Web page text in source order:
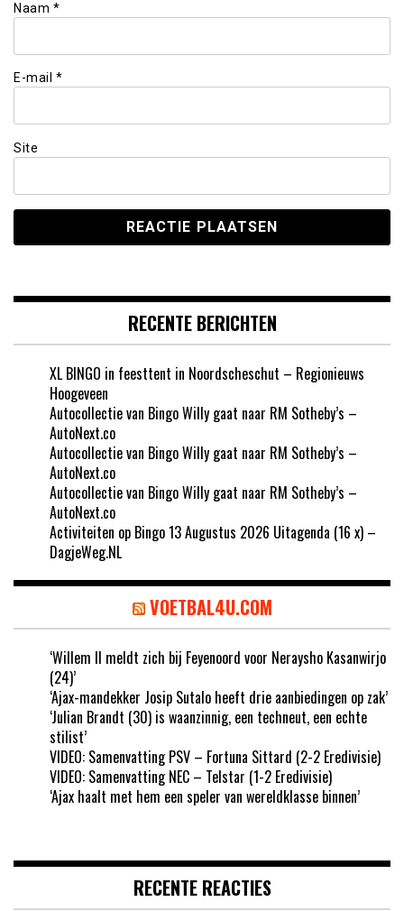
Naam *
E-mail *
Site
RECENTE BERICHTEN
XL BINGO in feesttent in Noordscheschut – Regionieuws
Hoogeveen
Autocollectie van Bingo Willy gaat naar RM Sotheby’s –
AutoNext.co
Autocollectie van Bingo Willy gaat naar RM Sotheby’s –
AutoNext.co
Autocollectie van Bingo Willy gaat naar RM Sotheby’s –
AutoNext.co
Activiteiten op Bingo 13 Augustus 2026 Uitagenda (16 x) –
DagjeWeg.NL
VOETBAL4U.COM
‘Willem II meldt zich bij Feyenoord voor Neraysho Kasanwirjo
(24)’
‘Ajax-mandekker Josip Sutalo heeft drie aanbiedingen op zak’
‘Julian Brandt (30) is waanzinnig, een techneut, een echte
stilist’
VIDEO: Samenvatting PSV – Fortuna Sittard (2-2 Eredivisie)
VIDEO: Samenvatting NEC – Telstar (1-2 Eredivisie)
‘Ajax haalt met hem een speler van wereldklasse binnen’
RECENTE REACTIES